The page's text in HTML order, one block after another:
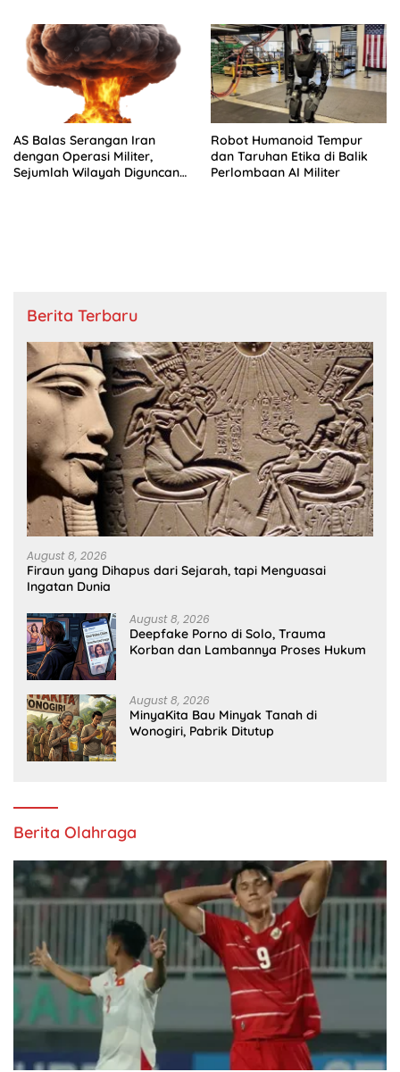
AS Balas Serangan Iran
dengan Operasi Militer,
Sejumlah Wilayah Diguncang
Robot Humanoid Tempur
dan Taruhan Etika di Balik
Perlombaan AI Militer
Berita Terbaru
August 8, 2026
Firaun yang Dihapus dari Sejarah, tapi Menguasai
Ingatan Dunia
August 8, 2026
Deepfake Porno di Solo, Trauma
Korban dan Lambannya Proses Hukum
August 8, 2026
MinyaKita Bau Minyak Tanah di
Wonogiri, Pabrik Ditutup
Berita Olahraga